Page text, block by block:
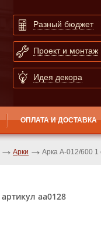
Разный бюджет
Проект и монтаж
Идея декора
ОПЛАТА И ДОСТАВКА
Арки Арка А-012/600 1
артикул аа0128